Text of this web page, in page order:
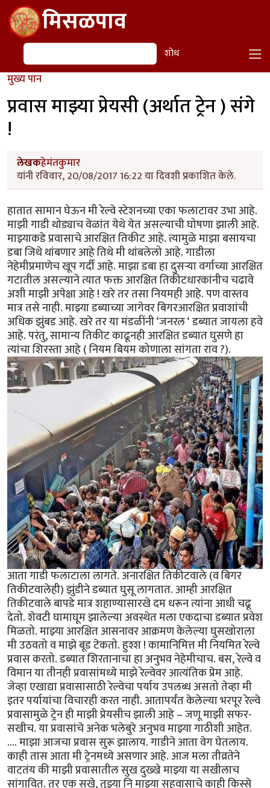
Skip to main contentमिसळपाव
शोध शोध
मुख्य पान
प्रवास माझ्या प्रेयसी (अर्थात ट्रेन ) संगे
!
लेखकहेमंतकुमार
यांनी रविवार, 20/08/2017 16:22 या दिवशी प्रकाशित केले.
हातात सामान घेऊन मी रेल्वे स्टेशनच्या एका फलाटावर उभा आहे.
माझी गाडी थोड्याच वेळांत येथे येत असल्याची घोषणा झाली आहे.
माझ्याकडे प्रवासाचे आरक्षित तिकीट आहे. त्यामुळे माझा बसायचा
डबा जिथे थांबणार आहे तिथे मी थांबलेलो आहे. गाडीला
नेहेमीप्रमाणेच खूप गर्दी आहे. माझा डबा हा दुसऱ्या वर्गाच्या आरक्षित
गटातील असल्याने त्यात फक्त आरक्षित तिकीटधारकांनीच चढावे
अशी माझी अपेक्षा आहे ! खरे तर तसा नियमही आहे. पण वास्तव
मात्र तसे नाही. माझ्या डब्याच्या जागेवर बिगरआरक्षित प्रवाशांची
अधिक झुंबड आहे. खरे तर या मंडळींनी ‘जनरल ‘ डब्यात जायला हवे
आहे. परंतु, सामान्य तिकीट काढूनही आरक्षित डब्यात घुसणे हा
त्यांचा शिरस्ता आहे ( नियम बियम कोणाला सांगता राव ?).
आता गाडी फलाटाला लागते. अनारक्षित तिकीटवाले (व बिगर
तिकीटवालेही) झुंडीने डब्यात घुसू लागतात. आम्ही आरक्षित
तिकीटवाले बापडे मात्र शहाण्यासारखे दम धरून त्यांना आधी चढू
देतो. शेवटी घामाघूम झालेल्या अवस्थेत मला एकदाचा डब्यात प्रवेश
मिळतो. माझ्या आरक्षित आसनावर आक्रमण केलेल्या घुसखोराला
मी उठवतो व माझे बूड टेकतो. हुश्श ! कामानिमित्त मी नियमित रेल्वे
प्रवास करतो. डब्यात शिरतानाचा हा अनुभव नेहेमीचाच. बस, रेल्वे व
विमान या तीनही प्रवासांमध्ये माझे रेल्वेवर आत्यंतिक प्रेम आहे.
जेव्हा एखाद्या प्रवासासाठी रेल्वेचा पर्याय उपलब्ध असतो तेव्हा मी
इतर पर्यायांचा विचारही करत नाही. आतापर्यंत केलेल्या भरपूर रेल्वे
प्रवासामुळे ट्रेन ही माझी प्रेयसीच झाली आहे – जणू माझी सफर-
सखीच. या प्रवासांचे अनेक भलेबुरे अनुभव माझ्या गाठीशी आहेत.
.... माझा आजचा प्रवास सुरू झालाय. गाडीने आता वेग घेतलाय.
काही तास आता मी ट्रेनमध्ये असणार आहे. आज मला तीव्रतेने
वाटतंय की माझी प्रवासातील सुख दुख्खे माझ्या या सखीलाच
सांगावित. तर एक सखे, तुझ्या नि माझ्या सहवासाचे काही किस्से